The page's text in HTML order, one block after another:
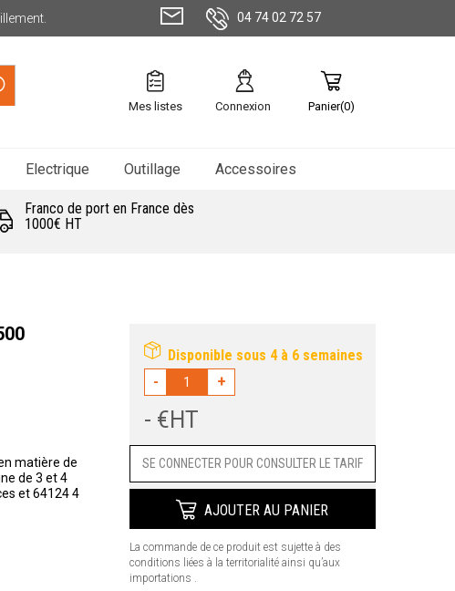
04 74 02 72 57
Mes listes Connexion Panier(0)
Electrique Outillage Accessoires
Franco de port en France dès
1000€ HT
matière de
de 3 et 4
et 64124 4
Disponible sous 4 à 6 semaines
-
+
Prix- €HT
SE CONNECTER POUR CONSULTER LE TARIF
AJOUTER AU PANIER
La commande de ce produit est sujette à des
conditions liées à la territorialité ainsi qu’aux
importations .